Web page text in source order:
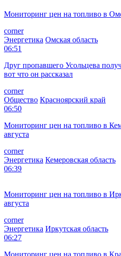
Мониторинг цен на топливо в
corner
Энергетика Омская область
06:51
Друг пропавшего Усольцева
вот что он рассказал
corner
Общество Красноярский край
06:50
Мониторинг цен на топливо в
августа
corner
Энергетика Кемеровская область
06:39
Мониторинг цен на топливо в
августа
corner
Энергетика Иркутская область
06:27
Мониторинг цен на топливо в